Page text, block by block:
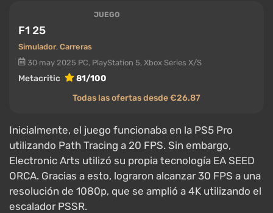
JUEGO
F1 25
Simulador, Carreras
30 may 2025 PC, PlayStation 5, Xbox Series X/S
Metacritic
81/100
Todas las ofertas desde €26.87
Inicialmente, el juego funcionaba en la PS5 Pro
utilizando Path Tracing a 20 FPS. Sin embargo,
Electronic Arts utilizó su propia tecnología EA SEED
ORCA. Gracias a esto, lograron alcanzar 30 FPS a una
resolución de 1080p, que se amplió a 4K utilizando el
escalador PSSR.